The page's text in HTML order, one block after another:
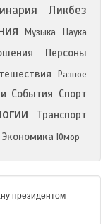
Ликбез
Музыка Наука
Персоны
Разное
События Спорт
Транспорт
Экономика Юмор
президентом